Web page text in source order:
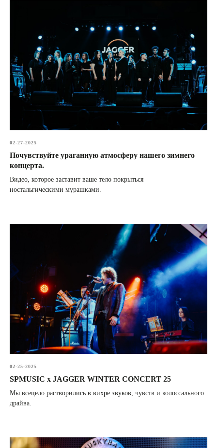
02-27-2025
Почувствуйте ураганную атмосферу нашего зимнего
концерта.
Видео, которое заставит ваше тело покрыться
ностальгическими мурашками.
02-25-2025
SPMUSIC х JAGGER WINTER CONCERT 25
Мы всецело растворились в вихре звуков, чувств и колоссального
драйва.